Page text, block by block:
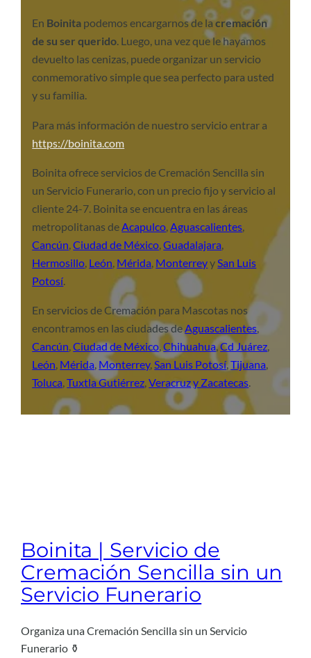
En Boinita podemos encargarnos de lacremación
de su ser querido. Luego, una vez que le hayamos
devuelto las cenizas, puede organizar un servicio
conmemorativo simple que sea perfecto para usted
y su familia.
Para más información de nuestro servicio entrar a
https://boinita.com
Boinita ofrece servicios de Cremación Sencilla sin
un Servicio Funerario, con un precio fijo y servicio al
cliente 24-7. Boinita se encuentra en las áreas
metropolitanas deAcapulco,Aguascalientes,
Cancún,Ciudad de México,Guadalajara,
Hermosillo, León, Mérida, MonterreyySan Luis
Potosí.
En servicios de Cremación para Mascotas nos
encontramos en las ciudades deAguascalientes,
Cancún,Ciudad de México,Chihuahua,Cd Juárez,
León, Mérida, Monterrey,San Luis Potosí,Tijuana,
Toluca,Tuxtla Gutiérrez,Veracruzy Zacatecas.
Boinita | Servicio de
Cremación Sencilla sin un
Servicio Funerario
Organiza una Cremación Sencilla sin un Servicio
Funerario ⚱️